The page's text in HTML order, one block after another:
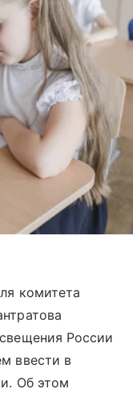
комитета
России
ввести в
Об этом